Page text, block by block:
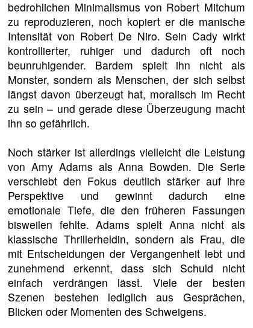
bedrohlichen Minimalismus von Robert Mitchum
zu reproduzieren, noch kopiert er die manische
Intensität von Robert De Niro. Sein Cady wirkt
kontrollierter, ruhiger und dadurch oft noch
beunruhigender. Bardem spielt ihn nicht als
Monster, sondern als Menschen, der sich selbst
längst davon überzeugt hat, moralisch im Recht
zu sein – und gerade diese Überzeugung macht
ihn so gefährlich.
Noch stärker ist allerdings vielleicht die Leistung
von Amy Adams als Anna Bowden. Die Serie
verschiebt den Fokus deutlich stärker auf ihre
Perspektive und gewinnt dadurch eine
emotionale Tiefe, die den früheren Fassungen
bisweilen fehlte. Adams spielt Anna nicht als
klassische Thrillerheldin, sondern als Frau, die
mit Entscheidungen der Vergangenheit lebt und
zunehmend erkennt, dass sich Schuld nicht
einfach verdrängen lässt. Viele der besten
Szenen bestehen lediglich aus Gesprächen,
Blicken oder Momenten des Schweigens.